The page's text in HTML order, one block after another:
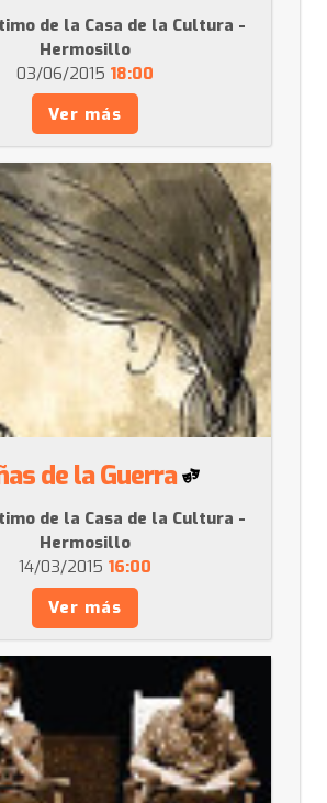
de la Casa de la Cultura -
Hermosillo
03/06/2015 18:00
Ver más
de la Guerra
de la Casa de la Cultura -
Hermosillo
14/03/2015 16:00
Ver más